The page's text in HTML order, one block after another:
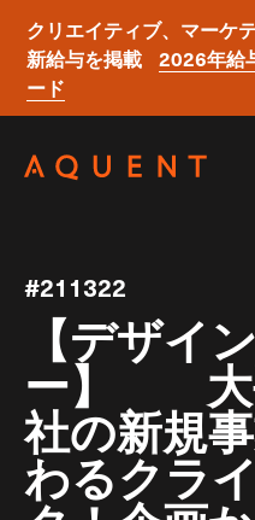
クリエイティブ、マーケ
新給与を掲載
2026年給
ード
#211322
【デザイ
ー】 大
社の新規
わるクラ